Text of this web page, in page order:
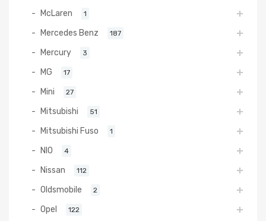
McLaren 1
Mercedes Benz 187
Mercury 3
MG 17
Mini 27
Mitsubishi 51
Mitsubishi Fuso 1
NIO 4
Nissan 112
Oldsmobile 2
Opel 122